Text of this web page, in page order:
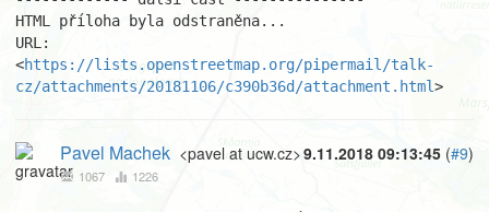
HTML příloha byla odstraněna...
URL:
<https://lists.openstreetmap.org/pipermail/talk-
cz/attachments/20181106/c390b36d/attachment.html>
9.11.2018 09:13:45 (#9)
Pavel Machek <pavel at ucw.cz>
1067 1226